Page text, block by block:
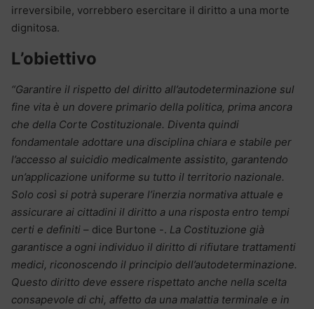
irreversibile, vorrebbero esercitare il diritto a una morte
dignitosa.
L’obiettivo
“Garantire il rispetto del diritto all’autodeterminazione sul
fine vita è un dovere primario della politica, prima ancora
che della Corte Costituzionale. Diventa quindi
fondamentale adottare una disciplina chiara e stabile per
l’accesso al suicidio medicalmente assistito, garantendo
un’applicazione uniforme su tutto il territorio nazionale.
Solo così si potrà superare l’inerzia normativa attuale e
assicurare ai cittadini il diritto a una risposta entro tempi
certi e definiti – dice Burtone -. La Costituzione già
garantisce a ogni individuo il diritto di rifiutare trattamenti
medici, riconoscendo il principio dell’autodeterminazione.
Questo diritto deve essere rispettato anche nella scelta
consapevole di chi, affetto da una malattia terminale e in